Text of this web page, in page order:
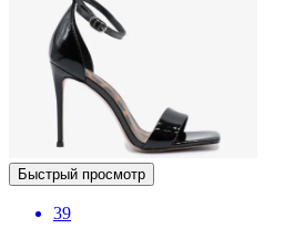
Быстрый просмотр
39